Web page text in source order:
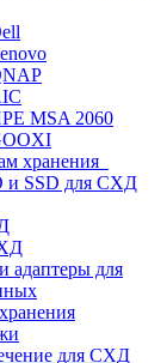
MSA 2060
хранения
и SSD для СХД
адаптеры для
для СХД